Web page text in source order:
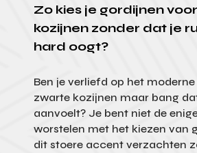
Zo kies je gordijnen
kozijnen zonder dat je
hard oogt?
Ben je verliefd op het
zwarte kozijnen maar bang
aanvoelt? Je bent niet de
worstelen met het kiezen van
dit stoere accent verzachten